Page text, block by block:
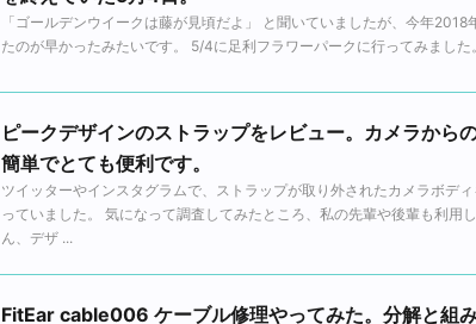
「ゴールデンウイークは藤が見頃だよ」 と聞いていましたが、今年
たのが早かったみたいです。 5/4に足利フラワーパークに行ってみまし
ピークデザインのストラップをレビュー。カメラから
簡単でとても便利です。
ツイッターやインスタグラムで、ストラップが取り外されたカメラボデ
っていました。 気になって調査してみたところ、私の先輩や後輩も利用
ん、デザ ...
FitEar cable006 ケーブル修理やってみた。分解と組